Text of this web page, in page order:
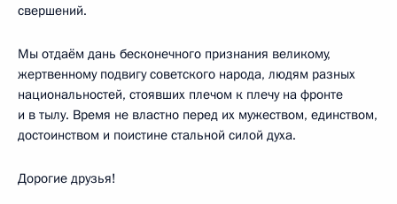
свершений.
Мы отдаём дань бесконечного признания великому,
жертвенному подвигу советского народа, людям разных
национальностей, стоявших плечом к плечу на фронте
и в тылу. Время не властно перед их мужеством, единством,
достоинством и поистине стальной силой духа.
Дорогие друзья!